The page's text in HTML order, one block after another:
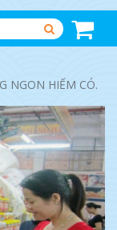
NGON HIẾM CÓ.